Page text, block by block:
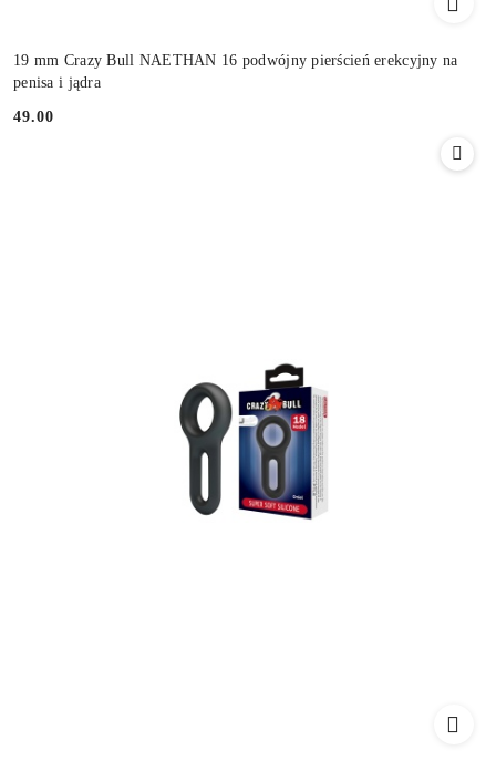
19 mm Crazy Bull NAETHAN 16 podwójny pierścień erekcyjny na
penisa i jądra
Cena:
49.00